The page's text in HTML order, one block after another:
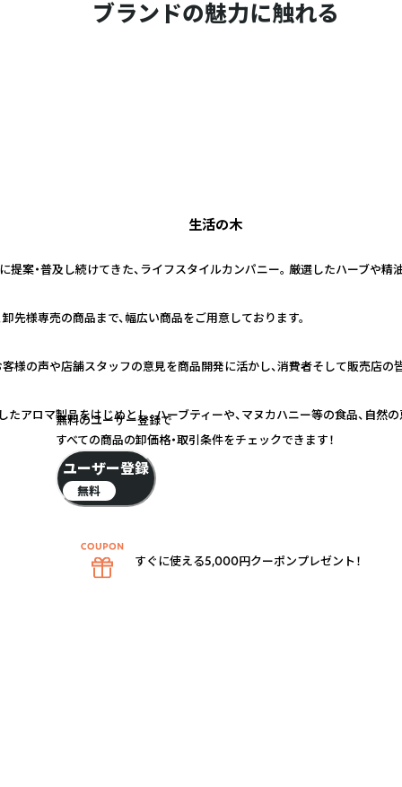
ブランドの魅力に触れる
生活の木
に提案・普及し続けてきた、ライフスタイルカンパニー。 厳選したハーブや
先様専売の商品まで、幅広い商品をご用意しております。
様の声や店舗スタッフの意見を商品開発に活かし、消費者そして販売店の
たアロマ製品をはじめとし、ハーブティーや、マヌカハニー等の食品、自然
無料のユーザー登録で
すべての商品の卸価格・取引条件をチェックできます！
ユーザー登録
無料
すぐに使える5,000円クーポンプレゼント！